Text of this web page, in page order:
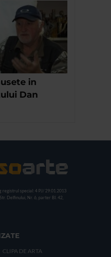
in
Dan
registrul special: 4 PJ/ 29.01.2013
Delfinului, Nr. 6, parter Bl. 42,
CLIPA DE ARTA